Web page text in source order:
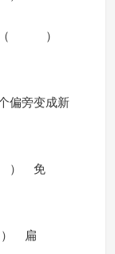
（ ）
偏旁变成新
免
扁